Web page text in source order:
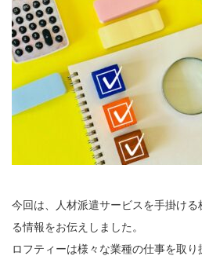
今回は、人材派遣サービスを手掛け
る情報をお伝えしました。
ロフティーは様々な業種の仕事を取り